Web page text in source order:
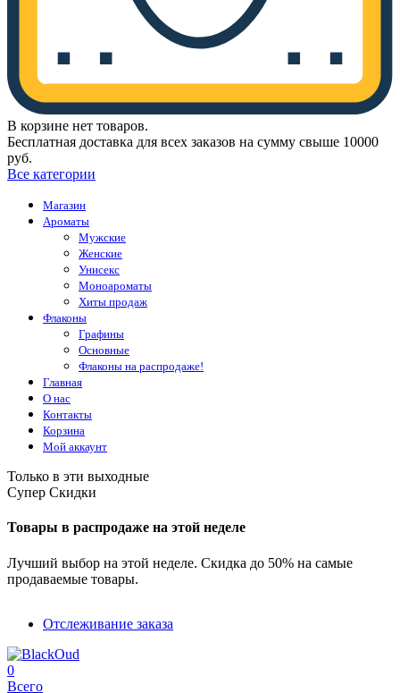
В корзине нет товаров.
Бесплатная доставка для всех заказов на сумму свыше 10000
руб.
Все категории
Магазин
Ароматы
Мужские
Женские
Унисекс
Моноароматы
Хиты продаж
Флаконы
Графины
Основные
Флаконы на распродаже!
Главная
О нас
Контакты
Корзина
Мой аккаунт
Только в эти выходные
Супер Скидки
Товары в распродаже на этой неделе
Лучший выбор на этой неделе. Скидка до 50% на самые
продаваемые товары.
Отслеживание заказа
0
Всего